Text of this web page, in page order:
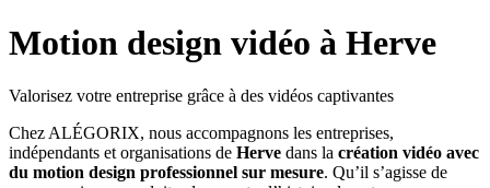
Motion design vidéo à Herve
Valorisez votre entreprise grâce à des vidéos captivantes
Chez ALÉGORIX, nous accompagnons les entreprises,
indépendants et organisations de Herve dans la création vidéo avec
du motion design professionnel sur mesure. Qu’il s’agisse de